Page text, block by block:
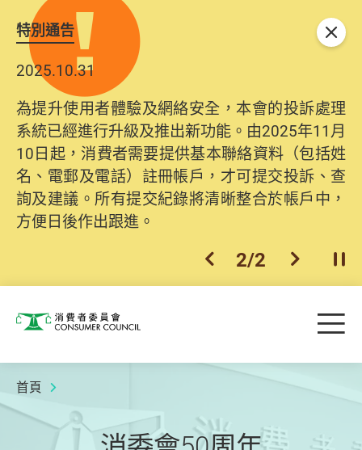
特別通告
2025.10.31
為提升使用者體驗及網絡安全，本會的投訴處理
系統已經進行升級及推出新功能。由2025年11月
10日起，消費者需要提供基本聯絡資料（包括姓
名、電郵及電話）註冊帳戶，才可提交投訴、查
詢及建議。所有提交紀錄將清晰整合於帳戶中，
方便日後作出跟進。
2026.06.29
消委會提醒消費者及商戶，本會僅於官方網站發
布消費警示。如接獲以消委會名義發出的產品回
收相關來電、電郵、短訊或社交媒體訊息，切勿
輕信回應，更應避免透露任何個人資料。如有疑
問，請致電防騙易熱線18222或消委會熱線2929
2222查詢。
上一個
1/2 下一個開
關閉
消費者委員會 目
首頁